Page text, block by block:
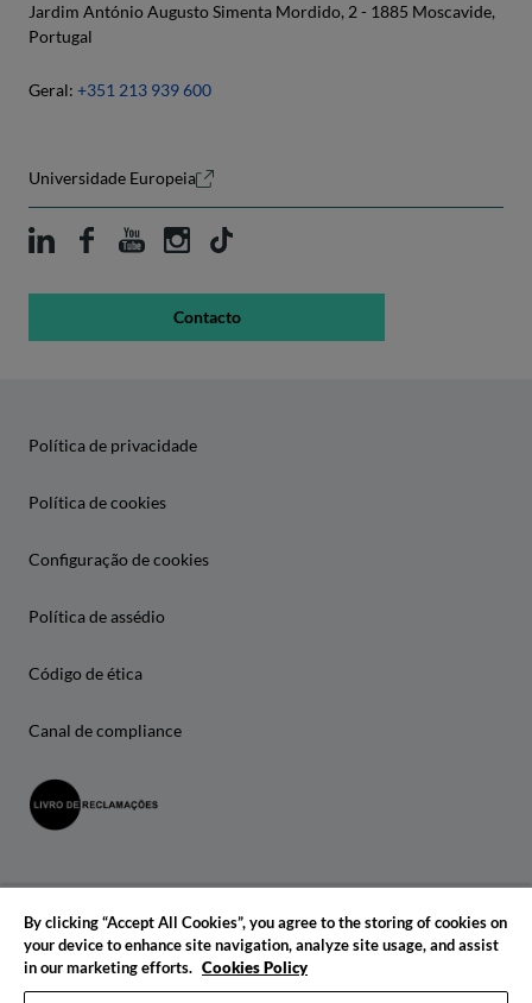
Jardim António Augusto Simenta Mordido, 2 - 1885 Moscavide,
Portugal
Geral: +351 213 939 600
Universidade Europeia
Contacto
Política de privacidade
Política de cookies
Configuração de cookies
Política de assédio
Código de ética
Canal de compliance
© 2026 IADE. Todos os direitos reservados.
By clicking “Accept All Cookies”, you agree to the storing of cookies on
your device to enhance site navigation, analyze site usage, and assist
in our marketing efforts. Cookies Policy